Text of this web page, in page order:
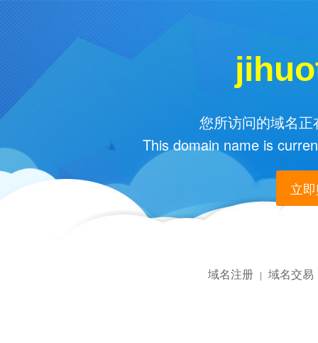
您所访问的域名
This domain name is
立
域名注册 | 域名交易